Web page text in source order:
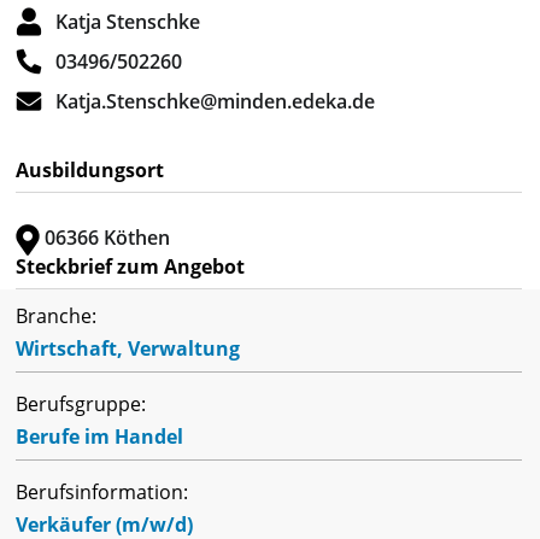
Katja Stenschke
03496/502260
Katja.Stenschke@minden.edeka.de
Ausbildungsort
06366 Köthen
Steckbrief zum Angebot
Branche:
Wirtschaft, Verwaltung
Berufsgruppe:
Berufe im Handel
Berufsinformation:
Verkäufer (m/w/d)